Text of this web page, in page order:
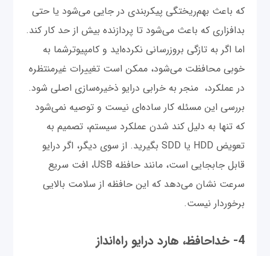
که باعث بهم‌ریختگی پیکربندی در جایی می‌شود یا حتی
بدافزاری که باعث می‌شود تا پردازنده بیش از حد کار کند.
اما اگر به تازگی بروزرسانی نکرده‌اید و کامپیوترشما به
خوبی محافظت می‌شود، ممکن است تغییرات غیرمنتظره
در عملکرد، منجر به خرابی درایو ذخیره‌سازی اصلی شود.
بررسی این مسئله کار ساده‌ای نیست و توصیه نمی‌شود
که تنها به دلیل کند شدن عملکرد سیستم، تصمیم به
تعویض HDD یا SDD بگیرید. از سوی دیگر، اگر درایو
قابل جابجایی است، مانند حافظه USB، افت سریع
سرعت نشان می‌دهد که این حافظه از سلامت بالایی
برخوردار نیست.
4- خداحافظ، هارد درایو راه‌انداز